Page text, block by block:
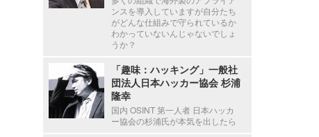
ンスを導入していますが自分たち
がどんな仕組みで守られているか
わかっていないんじゃないでしょ
うか？
「趣味：ハッキング」一般社
団法人日本ハッカー協会 杉浦
隆幸
国内 OSINT 第一人者 日本ハッカ
ー協会の杉浦氏が本気を出したら